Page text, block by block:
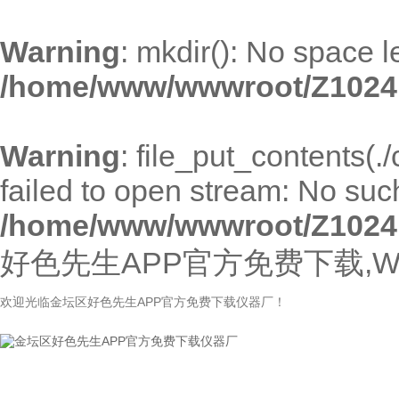
Warning: mkdir(): No space
/home/www/wwwroot/
Warning:
failed to open stream: No
/home/www/wwwroot/
好色先生APP官方免费下载
欢迎光临金坛区好色先生APP官方免费下载仪器厂！